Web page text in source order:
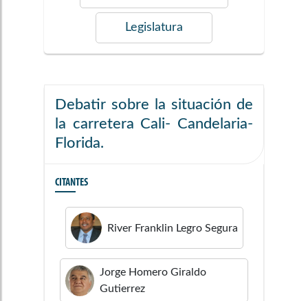
Legislatura
Debatir sobre la situación de
la carretera Cali- Candelaria-
Florida.
CITANTES
River Franklin Legro Segura
Jorge Homero Giraldo
Gutierrez